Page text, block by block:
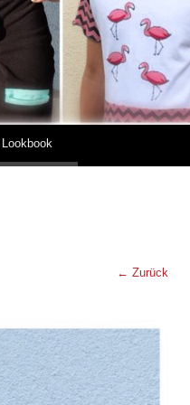
Lookbook
← Zurück